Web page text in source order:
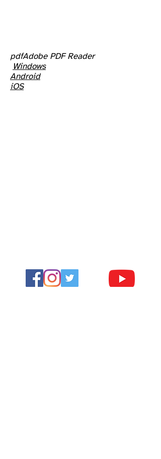
pdfAdobe PDF Reader
Windows
Android
iOS